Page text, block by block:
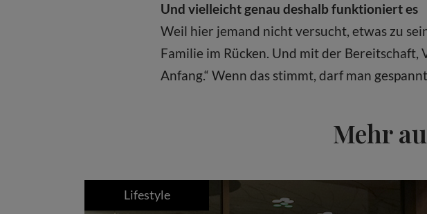
Und vielleicht genau deshalb funktioniert es
Weil hier jemand nicht versucht, etwas zu
Familie im Rücken. Und mit der
Anfang.“ Wenn das stimmt, darf man
Mehr
Lifestyle